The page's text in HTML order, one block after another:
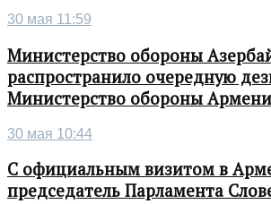
30 мая 11:59
Министерство обороны
распространило очередную
Министерство обороны
30 мая 10:44
С официальным визитом в
председатель Парламента